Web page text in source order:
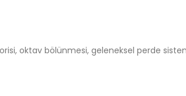
oktav bölünmesi, geleneksel perde